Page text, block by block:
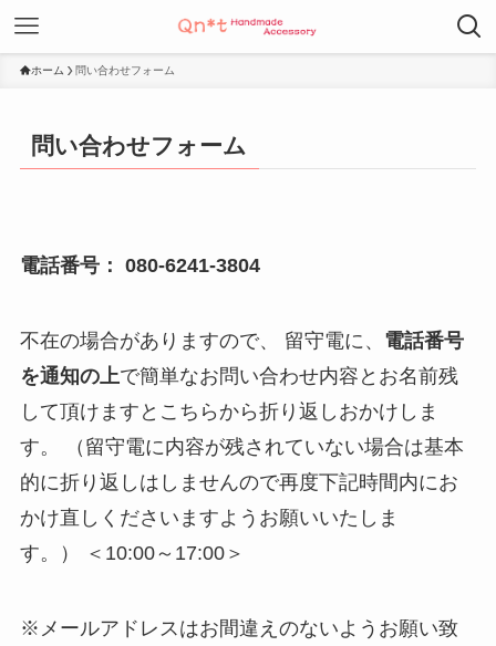
ホーム 問い合わせフォーム
問い合わせフォーム
電話番号： 080-6241-3804
不在の場合がありますので、 留守電に、 電話番号
を通知の上で簡単なお問い合わせ内容とお名前残
して頂けますとこちらから折り返しおかけしま
す。 （留守電に内容が残されていない場合は基本
的に折り返しはしませんので再度下記時間内にお
かけ直しくださいますようお願いいたしま
す。） ＜10:00～17:00＞
※メールアドレスはお間違えのないようお願い致